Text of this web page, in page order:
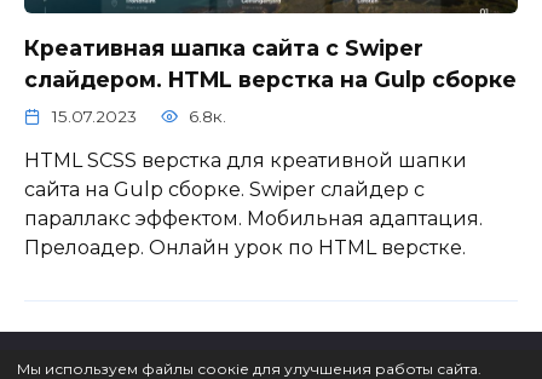
Мы используем файлы соокіе для улучшения работы сайта.
Креативная шапка сайта с Swiper
слайдером. HTML верстка на Gulp сборке
15.07.2023 6.8к.
HTML SCSS верстка для креативной шапки
сайта на Gulp сборке. Swiper слайдер с
параллакс эффектом. Мобильная адаптация.
Прелоадер. Онлайн урок по HTML верстке.